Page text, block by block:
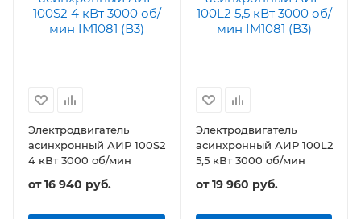
Электродвигатель
асинхронный АИР 100S2
4 кВт 3000 об/мин
от16 940 руб.
Электродвигатель
асинхронный АИР 100L2
5,5 кВт 3000 об/мин
от19 960 руб.